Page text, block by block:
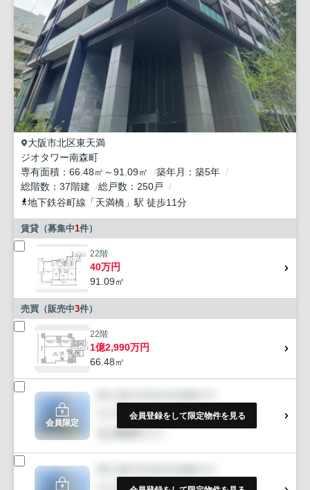
大阪市北区東天満
ジオタワー南森町
専有面積
66.48㎡～91.09㎡ 築年月
築5年
総階数
37階建 総戸数
250戸
地下鉄谷町線 「天満橋 」駅 徒歩11分
賃貸（募集中1件）
22階
40万円
91.09㎡
売買（販売中3件）
22階
1億2,990万円
66.48㎡
会員限定
会員登録をして限定物件を見る